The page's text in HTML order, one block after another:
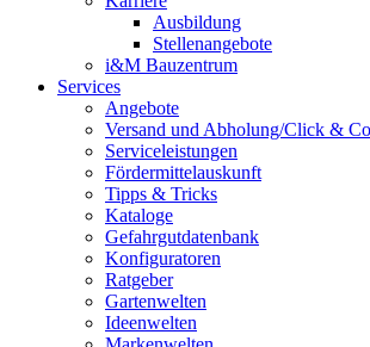
Ausbildung
Stellenangebote
i&M Bauzentrum
Services
Angebote
Versand und Abholung/Click &
Serviceleistungen
Fördermittelauskunft
Tipps & Tricks
Kataloge
Gefahrgutdatenbank
Konfiguratoren
Ratgeber
Gartenwelten
Ideenwelten